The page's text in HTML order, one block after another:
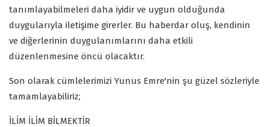
tanımlayabilmeleri daha iyidir ve uygun olduğunda
duygularıyla iletişime girerler. Bu haberdar oluş, kendinin
ve diğerlerinin duygulanımlarını daha etkili
düzenlenmesine öncü olacaktır.
Son olarak cümlelerimizi Yunus Emre'nin şu güzel sözleriyle
tamamlayabiliriz;
İLİM İLİM BİLMEKTİR